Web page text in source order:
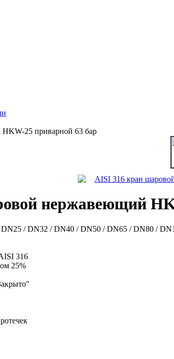
25 приварной 63 бар
нержавеющий
/ DN32 / DN40 / DN50 / DN65 / DN80 /
316
25%